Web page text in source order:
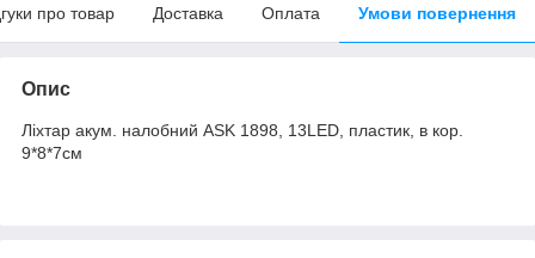
про товар Доставка Оплата Умови повернення
Опис
Ліхтар акум. налобний ASK 1898, 13LED, пластик, в кор.
9*8*7см